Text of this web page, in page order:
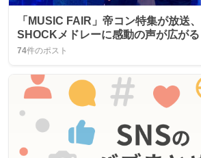
「MUSIC FAIR」帝コン特集が放送
SHOCKメドレーに感動の声が広がる
74件のポスト